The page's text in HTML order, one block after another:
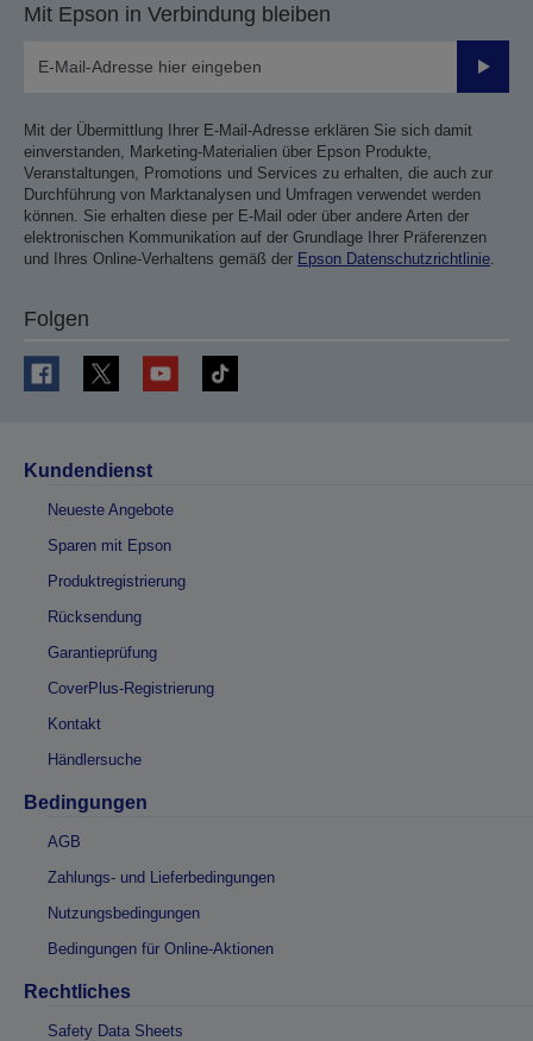
Mit Epson in Verbindung bleiben
Mit der Übermittlung Ihrer E-Mail-Adresse erklären Sie sich damit
einverstanden, Marketing-Materialien über Epson Produkte,
Veranstaltungen, Promotions und Services zu erhalten, die auch zur
Durchführung von Marktanalysen und Umfragen verwendet werden
können. Sie erhalten diese per E-Mail oder über andere Arten der
elektronischen Kommunikation auf der Grundlage Ihrer Präferenzen
und Ihres Online-Verhaltens gemäß der Epson Datenschutzrichtlinie
Folgen
Kundendienst
Neueste Angebote
Sparen mit Epson
Produktregistrierung
Rücksendung
Garantieprüfung
CoverPlus-Registrierung
Kontakt
Händlersuche
Bedingungen
AGB
Zahlungs- und Lieferbedingungen
Nutzungsbedingungen
Bedingungen für Online-Aktionen
Rechtliches
Safety Data Sheets